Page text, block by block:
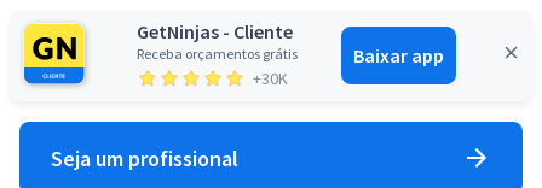
GetNinjas - Cliente
Receba orçamentos grátis
+30K
Baixar app
Entrar
Seja um profissional